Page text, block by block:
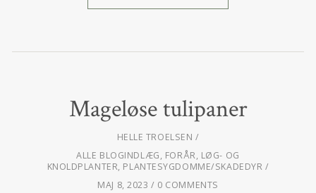
Mageløse tulipaner
HELLE TROELSEN
ALLE BLOGINDLÆG, FORÅR, LØG- OG
KNOLDPLANTER, PLANTESYGDOMME/SKADEDYR
MAJ 8, 2023
0 COMMENTS